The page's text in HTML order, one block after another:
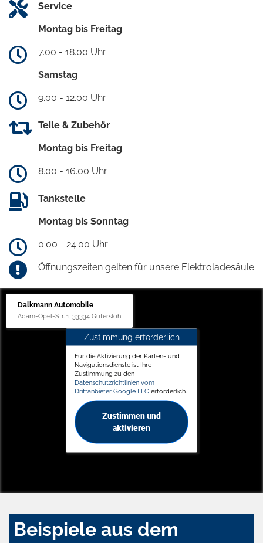
Service
Montag bis Freitag
7.00 - 18.00 Uhr
Samstag
9.00 - 12.00 Uhr
Teile & Zubehör
Montag bis Freitag
8.00 - 16.00 Uhr
Tankstelle
Montag bis Sonntag
0.00 - 24.00 Uhr
Öffnungszeiten gelten für unsere Elektroladesäule
Dalkmann Automobile
Adam-Opel-Str. 1, 33334 Gütersloh
Zustimmung erforderlich
Für die Aktivierung der Karten- und
Navigationsdienste ist Ihre
Zustimmung zu den
Datenschutzrichtlinien vom
Drittanbieter Google LLC erforderlich.
Zustimmen und
aktivieren
Beispiele aus dem